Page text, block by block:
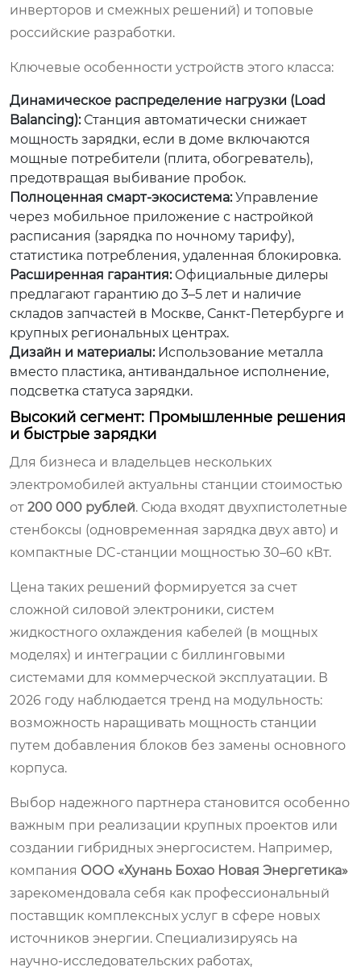
инверторов и смежных решений) и топовые
российские разработки.
Ключевые особенности устройств этого класса:
Динамическое распределение нагрузки (Load
Balancing):Станция автоматически снижает
мощность зарядки, если в доме включаются
мощные потребители (плита, обогреватель),
предотвращая выбивание пробок.
Полноценная смарт-экосистема:Управление
через мобильное приложение с настройкой
расписания (зарядка по ночному тарифу),
статистика потребления, удаленная блокировка.
Расширенная гарантия:Официальные дилеры
предлагают гарантию до 3–5 лет и наличие
складов запчастей в Москве, Санкт-Петербурге и
крупных региональных центрах.
Дизайн и материалы:Использование металла
вместо пластика, антивандальное исполнение,
подсветка статуса зарядки.
Высокий сегмент: Промышленные решения
и быстрые зарядки
Для бизнеса и владельцев нескольких
электромобилей актуальны станции стоимостью
от 200 000 рублей. Сюда входят двухпистолетные
стенбоксы (одновременная зарядка двух авто) и
компактные DC-станции мощностью 30–60 кВт.
Цена таких решений формируется за счет
сложной силовой электроники, систем
жидкостного охлаждения кабелей (в мощных
моделях) и интеграции с биллинговыми
системами для коммерческой эксплуатации. В
2026 году наблюдается тренд на модульность:
возможность наращивать мощность станции
путем добавления блоков без замены основного
корпуса.
Выбор надежного партнера становится особенно
важным при реализации крупных проектов или
создании гибридных энергосистем. Например,
компания ООО «Хунань Бохао Новая Энергетика»
зарекомендовала себя как профессиональный
поставщик комплексных услуг в сфере новых
источников энергии. Специализируясь на
научно-исследовательских работах,